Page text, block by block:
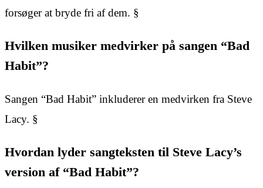
forsøger at bryde fri af dem. §
Hvilken musiker medvirker på sangen “Bad
Habit”?
Sangen “Bad Habit” inkluderer en medvirken fra Steve
Lacy. §
Hvordan lyder sangteksten til Steve Lacy’s
version af “Bad Habit”?